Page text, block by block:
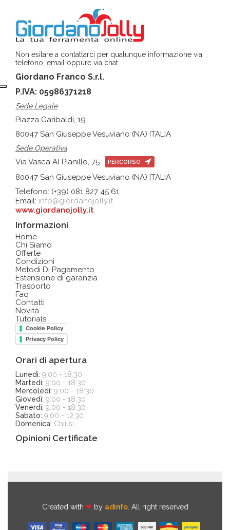
Non esitare a contattarci per qualunque informazione via
telefono, email oppure via chat.
Giordano Franco S.r.l.
P.IVA: 05986371218
Sede Legale
Piazza Garibaldi, 19
80047 San Giuseppe Vesuviano (NA) ITALIA
Sede Operativa
Via Vasca Al Pianillo, 75 PERCORSO
80047 San Giuseppe Vesuviano (NA) ITALIA
Telefono: (+39) 081 827 45 61
Email: info@giordanojolly.it
www.giordanojolly.it
Informazioni
Home
Chi Siamo
Offerte
Condizioni
Metodi Di Pagamento
Estensione di garanzia
Trasporto
Faq
Contatti
Novità
Tutorials
Cookie Policy
Privacy Policy
Orari di apertura
Lunedì: 9:00 - 18:30
Martedì: 9:00 - 18:30
Mercoledì: 9:00 - 18:30
Giovedì: 9:00 - 18:30
Venerdì: 9:00 - 18:30
Sabato: 9:00 - 12:30
Domenica: Chiusi
Opinioni Certificate
Created with ❤ by adinfo. All right reserved